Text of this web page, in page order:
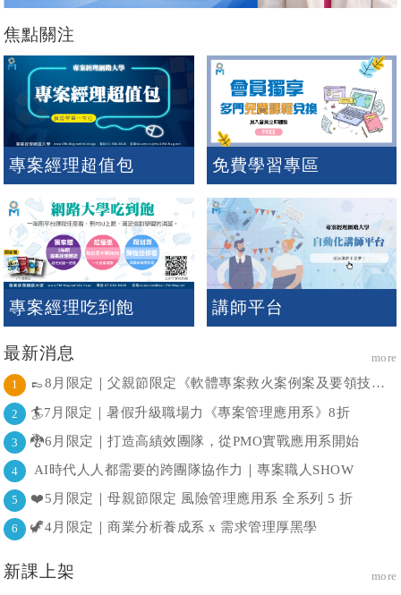
焦點關注
專案經理超值包 免費學習專區
專案經理吃到飽 講師平台
最新消息 more
1 👞8月限定｜父親節限定《軟體專案救火案例案及要領技巧分享 》課程88折
2 🏄7月限定｜暑假升級職場力《專案管理應用系》8折
3 🐉6月限定｜打造高績效團隊，從PMO實戰應用系開始
4 AI時代人人都需要的跨團隊協作力｜專案職人SHOW
5 ❤️5月限定｜母親節限定 風險管理應用系 全系列 5 折
6 🦖4月限定｜商業分析養成系 x 需求管理厚黑學
新課上架 more